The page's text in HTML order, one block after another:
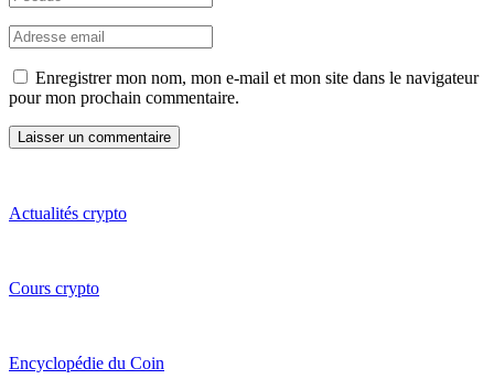
Enregistrer mon nom, mon e-mail et mon site dans le navigateur
pour mon prochain commentaire.
Actualités crypto
Cours crypto
Encyclopédie du Coin